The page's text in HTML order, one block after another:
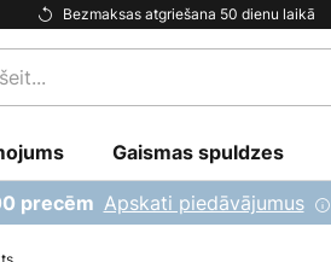
Bezmaksas atgriešana 50 dienu laikā
Gaismas spuldzes
precēm Apskati piedāvājumus